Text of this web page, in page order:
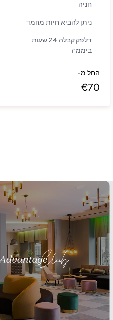
חניה
ניתן להביא חיות מחמד
דלפק קבלה 24 שעות
ביממה
החל מ-
€70